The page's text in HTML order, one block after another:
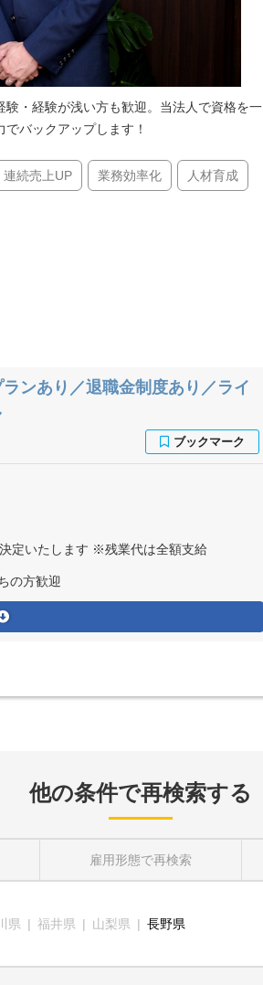
験・経験が浅い方も歓迎。当法人で資格を一
バックアップします！
連続売上UP 業務効率化 人材育成
ンあり／退職金制度あり／ライ
定いたします ※残業代は全額支給
の方歓迎
他の条件で再検索する
雇用形態で再検索
県 福井県 山梨県 長野県